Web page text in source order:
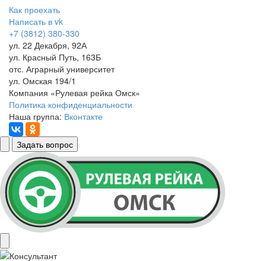
Как проехать
Написать в vk
+7 (3812) 380-330
ул. 22 Декабря, 92А
ул. Красный Путь, 163Б
отс. Аграрный университет
ул. Омская 194/1
Компания «Рулевая рейка Омск»
Политика конфиденциальности
Наша группа: Вконтакте
Задать вопрос